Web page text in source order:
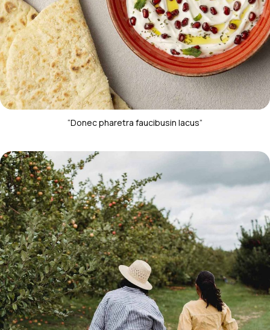
“Donec pharetra faucibusin lacus”